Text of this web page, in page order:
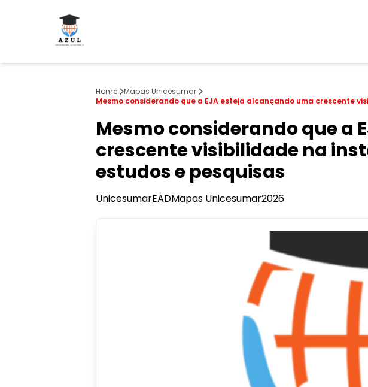
Home
Mapas Unicesumar
Mesmo considerando que a EJA esteja alcançando uma crescente
Mesmo considerando que a
crescente visibilidade na
estudos e pesquisas
UnicesumarEADMapas Unicesumar2026